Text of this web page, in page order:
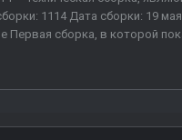
1114 Дата сборки: 19
Первая сборка, в которой